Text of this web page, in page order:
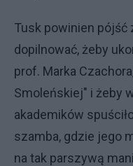
Tusk powinien pójść
dopilnować, żeby
prof. Marka
Smoleńskiej" i żeby
akademików
szamba, gdzie jego
na tak parszywą